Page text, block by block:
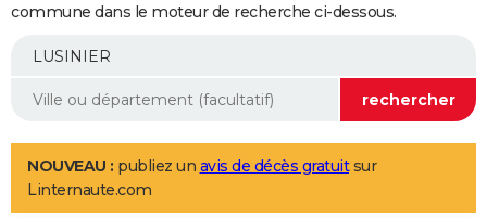
Essais
Réserver un essai
Citadines
Berlines
SUV
Forum auto
+
Mobiles
Meilleur smartphone
Internet
Ordinateurs
Jeux vidéo
Guide high-tech
Aménagement intérieur
LIFESTYLE
Art de vivre
Bien-être
Loisirs
Mode
Modes de vie
commune dans le moteur de recherche ci-dessous.
NOUVEAU : publiez un avis de décès gratuitsur
Linternaute.com